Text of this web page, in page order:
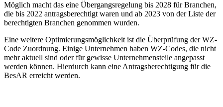
Möglich macht das eine Übergangsregelung bis 2028 für Branchen,
die bis 2022 antragsberechtigt waren und ab 2023 von der Liste der
berechtigten Branchen genommen wurden.
Eine weitere Optimierungsmöglichkeit ist die Überprüfung der WZ-
Code Zuordnung. Einige Unternehmen haben WZ-Codes, die nicht
mehr aktuell sind oder für gewisse Unternehmensteile angepasst
werden können. Hierdurch kann eine Antragsberechtigung für die
BesAR erreicht werden.